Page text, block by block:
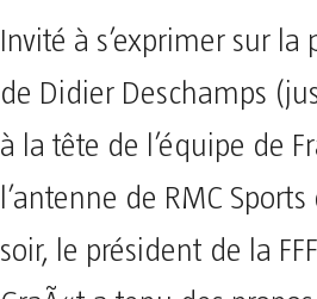
Invité à s’exprimer sur
de Didier Deschamps
à la tête de l’équipe de
l’antenne de RMC
soir, le président de la